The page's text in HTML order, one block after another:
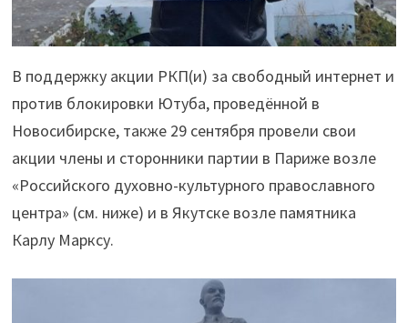
В поддержку акции РКП(и) за свободный интернет и
против блокировки Ютуба, проведённой в
Новосибирске, также 29 сентября провели свои
акции члены и сторонники партии в Париже возле
«Российского духовно-культурного православного
центра» (см. ниже) и в Якутске возле памятника
Карлу Марксу.